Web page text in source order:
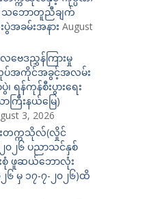
သဘောတူညီချက်
အခမ်းအနား August
ဗေဒညွှန်ကြားမှု
ပ်အကိုင်အခွင့်အလမ်း
ရန်ကုန်စီးပွားရေး
ြီးနယ်မြေ)
3, 2026
းတက္ကသိုလ်(လှိုင်
၀၂၆ ပညာသင်နှစ်
စုံ ဖူဆယ်ဘောလုံး
၂၆ မှ ၁၇-၇-၂၀၂၆)ထိ